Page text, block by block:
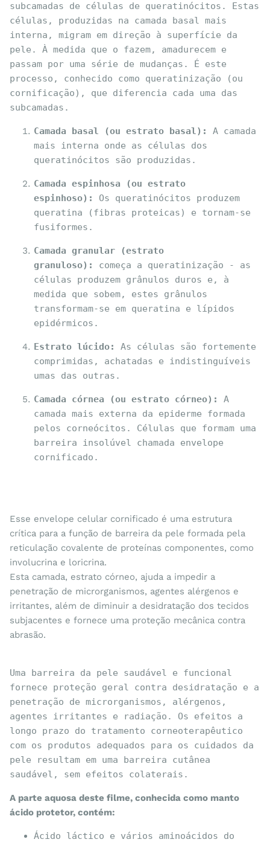
subcamadas de células de queratinócitos. Estas
células, produzidas na camada basal mais
interna, migram em direção à superfície da
pele. À medida que o fazem, amadurecem e
passam por uma série de mudanças. É este
processo, conhecido como queratinização (ou
cornificação), que diferencia cada uma das
subcamadas.
Camada basal (ou estrato basal):
A camada
mais interna onde as células dos
queratinócitos são produzidas.
Camada espinhosa (ou estrato
espinhoso):
Os queratinócitos produzem
queratina (fibras proteicas) e tornam-se
fusiformes.
Camada granular (estrato
granuloso):
começa a queratinização - as
células produzem grânulos duros e, à
medida que sobem, estes grânulos
transformam-se em queratina e lípidos
epidérmicos.
Estrato lúcido:
As células são fortemente
comprimidas, achatadas e indistinguíveis
umas das outras.
Camada córnea (ou estrato córneo):
A
camada mais externa da epiderme formada
pelos corneócitos. Células que formam uma
barreira insolúvel chamada envelope
cornificado.
Esse envelope celular cornificado é uma estrutura
crítica para a função de barreira da pele formada pela
reticulação covalente de proteínas componentes, como
involucrina e loricrina.
Esta camada, estrato córneo, ajuda a impedir a
penetração de microrganismos, agentes alérgenos e
irritantes, além de diminuir a desidratação dos tecidos
subjacentes e fornece uma proteção mecânica contra
abrasão.
Uma barreira da pele saudável e funcional
fornece proteção geral contra desidratação e a
penetração de microrganismos, alérgenos,
agentes irritantes e radiação. Os efeitos a
longo prazo do tratamento corneoterapêutico
com os produtos adequados para os cuidados da
pele resultam em uma barreira cutânea
saudável, sem efeitos colaterais.
A parte aquosa deste filme, conhecida como manto
ácido protetor, contém:
Ácido láctico e vários aminoácidos do